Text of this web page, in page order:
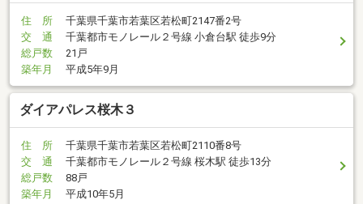
住 所
千葉県千葉市若葉区若松町2147番2号
交 通
千葉都市モノレール２号線 小倉台駅 徒歩9分
総戸数
21戸
築年月
平成5年9月
ダイアパレス桜木３
住 所
千葉県千葉市若葉区若松町2110番8号
交 通
千葉都市モノレール２号線 桜木駅 徒歩13分
総戸数
88戸
築年月
平成10年5月